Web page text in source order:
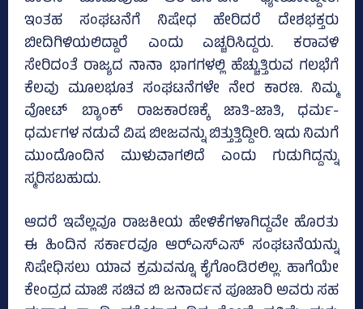
ಇಂತಹ ಸಂಘಟನೆಗೆ ನಿಷೇಧ ಹೇರಿದರೆ ದೇಶಭಕ್ತರು
ಬೀದಿಗಿಳಿಯಲಿದ್ದಾರೆ ಎಂದು ಎಚ್ಚರಿಸಿದ್ದರು. ಕರಾವಳಿ
ಸೇರಿದಂತೆ ರಾಜ್ಯದ ನಾನಾ ಭಾಗಗಳಲ್ಲಿ ಹೆಚ್ಚುತ್ತಿರುವ ಗಲಭೆಗೆ
ಕೆಲವು ಮೂಲಭೂತ ಸಂಘಟನೆಗಳೇ ನೇರ ಕಾರಣ. ನಿಮ್ಮ
ವೋಟ್ ಬ್ಯಾಂಕ್ ರಾಜಕಾರಣಕ್ಕೆ ಜಾತಿ-ಜಾತಿ, ಧರ್ಮ-
ಧರ್ಮಗಳ ನಡುವೆ ವಿಷ ಬೀಜವನ್ನು ಬಿತ್ತುತ್ತಿದ್ದೀರಿ. ಇದು ನಿಮಗೆ
ಮುಂದೊಂದಿನ ಮುಳುವಾಗಲಿದೆ ಎಂದು ಗುಡುಗಿದ್ದನ್ನು
ಸ್ಮರಿಸಬಹುದು.
ಆದರೆ ಇವೆಲ್ಲವೂ ರಾಜಕೀಯ ಹೇಳಿಕೆಗಳಾಗಿದ್ದವೇ ಹೊರತು
ಈ ಹಿಂದಿನ ಸರ್ಕಾರವೂ ಆರ್‌ಎಸ್‌ಎಸ್‌ ಸಂಘಟನೆಯನ್ನು
ನಿಷೇಧಿಸಲು ಯಾವ ಕ್ರಮವನ್ನೂ ಕೈಗೊಂಡಿರಲಿಲ್ಲ. ಹಾಗೆಯೇ
ಕೇಂದ್ರದ ಮಾಜಿ ಸಚಿವ ಬಿ ಜನಾರ್ದನ ಪೂಜಾರಿ ಅವರು ಸಹ